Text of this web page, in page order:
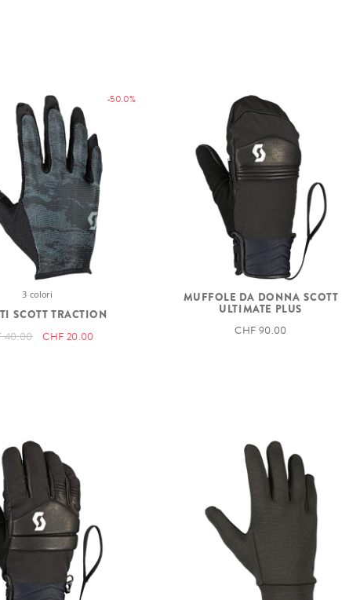
-50.0%
3 colori
SCOTT TRACTION
40.00 CHF 20.00
MUFFOLE DA DONNA SCOTT
ULTIMATE PLUS
CHF 90.00